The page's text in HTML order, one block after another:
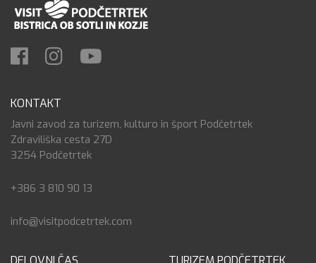
KONTAKT
Javni zavod za turizem, kulturo in šport Podčetrtek
Zdraviliška cesta 27D
3254 Podčetrtek
+386 3 810 90 13
info@visitpodcetrtek.com